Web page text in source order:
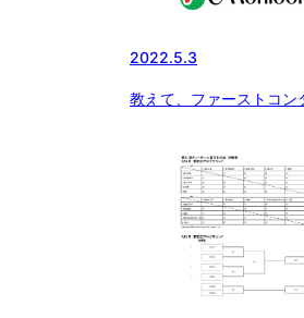
2022.5.3
教えて、ファーストコン